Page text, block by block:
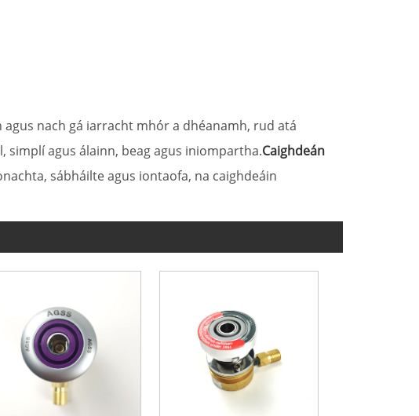
nach gá iarracht mhór a dhéanamh, rud atá
simplí agus álainn, beag agus iniompartha.Caighdeán
sábháilte agus iontaofa, na caighdeáin